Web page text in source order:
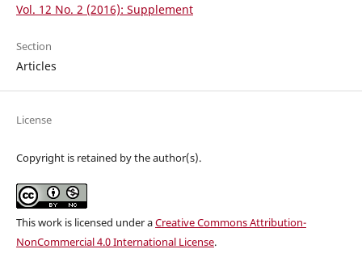
Vol. 12 No. 2 (2016): Supplement
Section
Articles
License
Copyright is retained by the author(s).
This work is licensed under aCreative Commons Attribution-
NonCommercial 4.0 International License.